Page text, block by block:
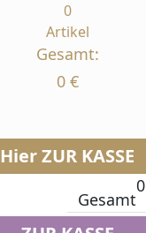
0
Artikel
Gesamt:
0 €
Hier ZUR KASSE
Gesamt
0